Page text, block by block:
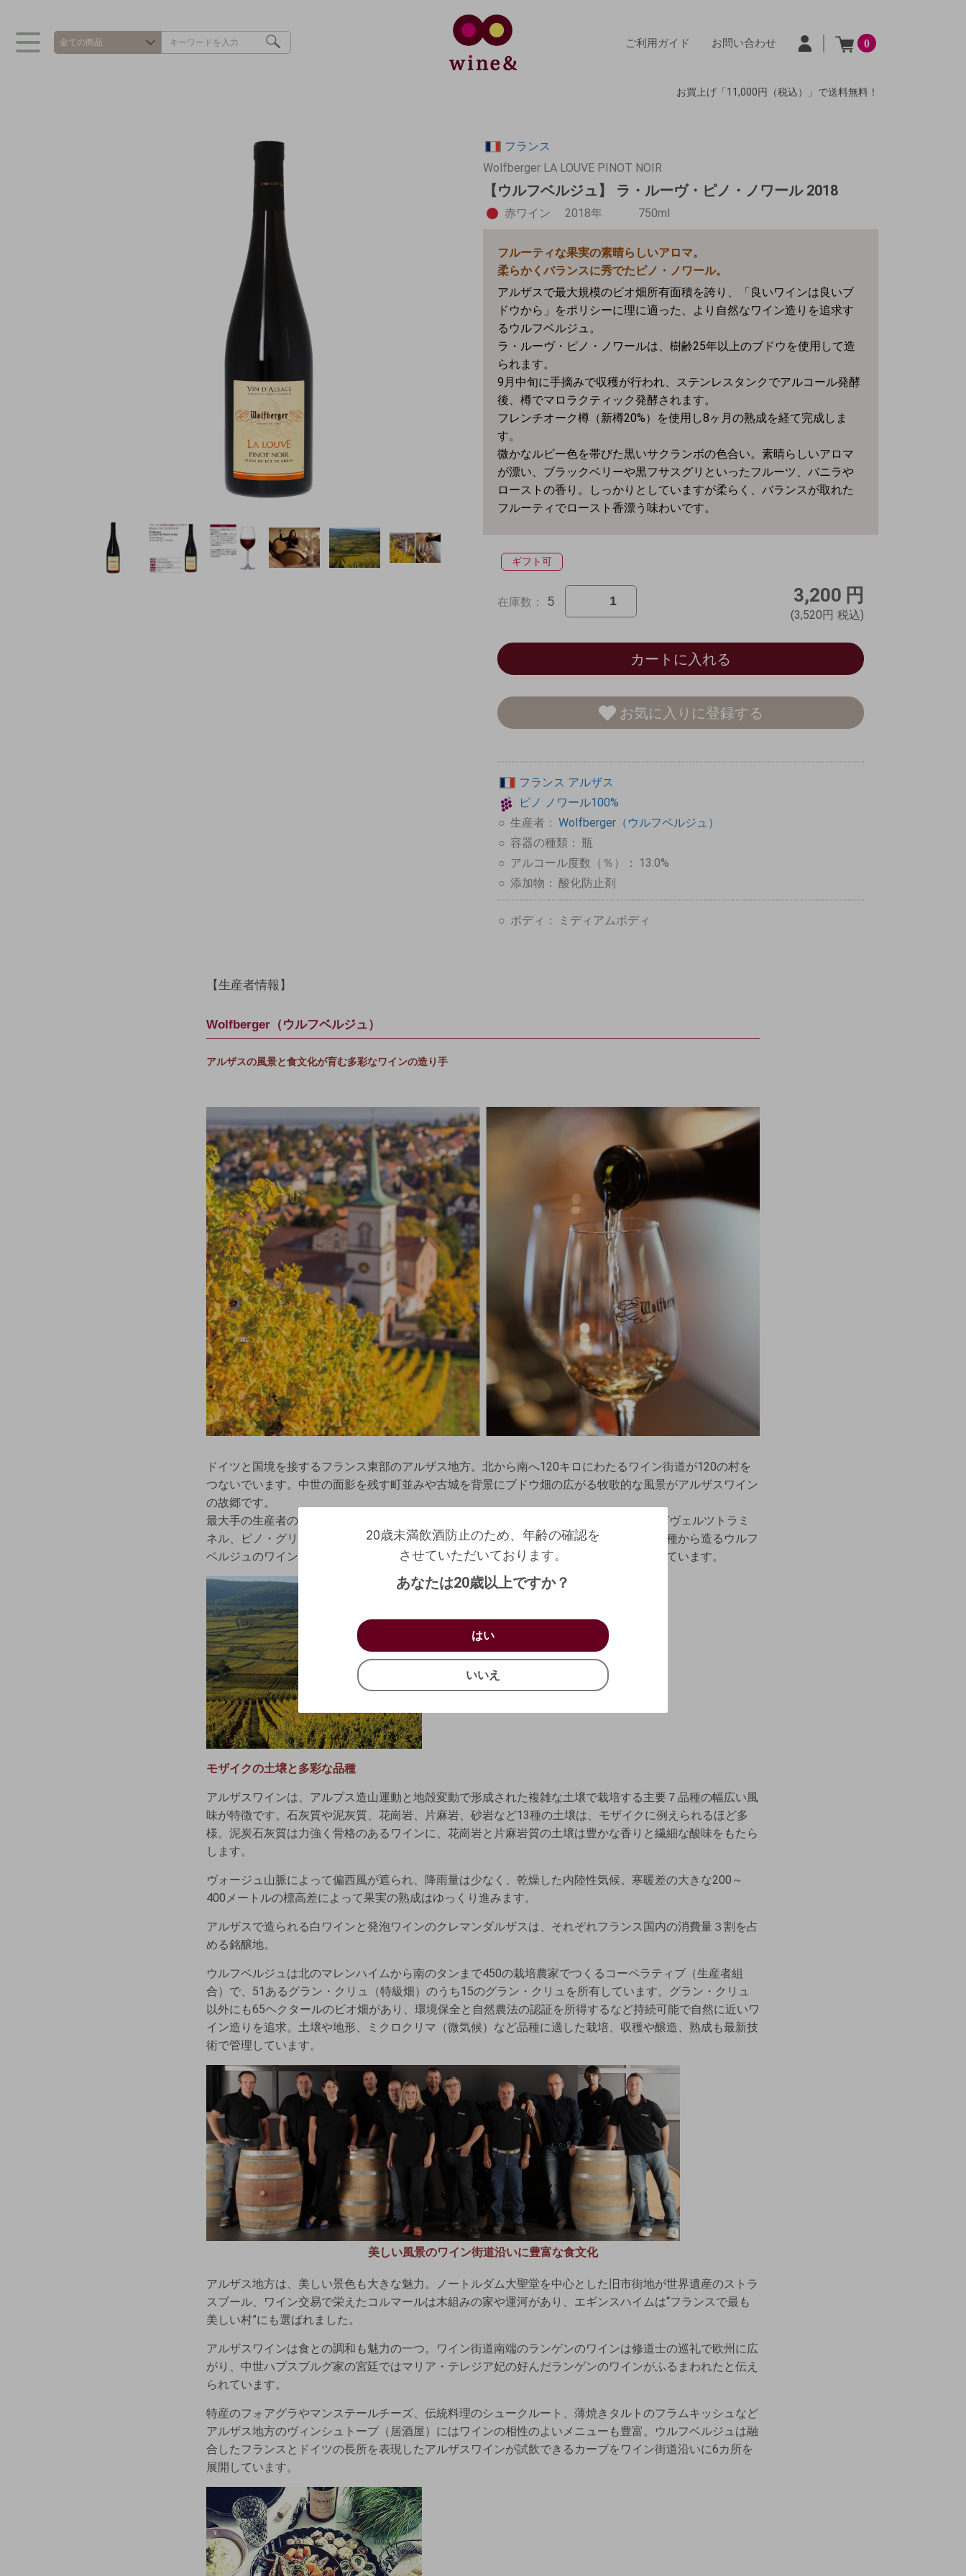
ご利用ガイド お問い合わせ 0
お買上げ「11,000円（税込）」で送料無料！
フランス
Wolfberger LA LOUVE PINOT NOIR
【ウルフベルジュ】 ラ・ルーヴ・ピノ・ノワール 2018
赤ワイン 2018年 750ml
フルーティな果実の素晴らしいアロマ。
柔らかくバランスに秀でたピノ・ノワール。
アルザスで最大規模のビオ畑所有面積を誇り、「良いワインは良いブ
ドウから」をポリシーに理に適った、より自然なワイン造りを追求す
るウルフベルジュ。
ラ・ルーヴ・ピノ・ノワールは、樹齢25年以上のブドウを使用して造
られます。
9月中旬に手摘みで収穫が行われ、ステンレスタンクでアルコール発酵
後、樽でマロラクティック発酵されます。
フレンチオーク樽（新樽20%）を使用し8ヶ月の熟成を経て完成しま
す。
微かなルビー色を帯びた黒いサクランボの色合い。素晴らしいアロマ
が漂い、ブラックベリーや黒フサスグリといったフルーツ、バニラや
ローストの香り。しっかりとしていますが柔らく、バランスが取れた
フルーティでロースト香漂う味わいです。
ギフト可
在庫数： 5 3,200 円
(3,520円 税込)
カートに入れる
お買い物を続ける カートへ進む
お気に入りに登録する
フランス アルザス
ピノ ノワール100%
生産者： Wolfberger（ウルフベルジュ）
容器の種類： 瓶
アルコール度数（％）： 13.0%
添加物： 酸化防止剤
ボディ： ミディアムボディ
【生産者情報】
Wolfberger（ウルフベルジュ）
アルザスの風景と食文化が育む多彩なワインの造り手
ドイツと国境を接するフランス東部のアルザス地方。北から南へ120キロにわたるワイン街道が120の村を
つないでいます。中世の面影を残す町並みや古城を背景にブドウ畑の広がる牧歌的な風景がアルザスワイン
の故郷です。
最大手の生産者の一つ、ウルフベルジュは約1200ヘクタールで栽培するリースリングやゲヴェルツトラミ
ネル、ピノ・グリなどのアルザスワインを生産。モザイクのように多様な土壌と多彩な品種から造るウルフ
ベルジュのワインは、「アルザスワイン街道」を旅するように風景と風土、歴史を表現しています。
モザイクの土壌と多彩な品種
アルザスワインは、アルプス造山運動と地殻変動で形成された複雑な土壌で栽培する主要７品種の幅広い風
味が特徴です。石灰質や泥灰質、花崗岩、片麻岩、砂岩など13種の土壌は、モザイクに例えられるほど多
様。泥炭石灰質は力強く骨格のあるワインに、花崗岩と片麻岩質の土壌は豊かな香りと繊細な酸味をもたら
します。
ヴォージュ山脈によって偏西風が遮られ、降雨量は少なく、乾燥した内陸性気候。寒暖差の大きな200～
400メートルの標高差によって果実の熟成はゆっくり進みます。
アルザスで造られる白ワインと発泡ワインのクレマンダルザスは、それぞれフランス国内の消費量３割を占
める銘醸地。
ウルフベルジュは北のマレンハイムから南のタンまで450の栽培農家でつくるコーペラティブ（生産者組
合）で、51あるグラン・クリュ（特級畑）のうち15のグラン・クリュを所有しています。グラン・クリュ
以外にも65ヘクタールのビオ畑があり、環境保全と自然農法の認証を所得するなど持続可能で自然に近いワ
イン造りを追求。土壌や地形、ミクロクリマ（微気候）など品種に適した栽培、収穫や醸造、熟成も最新技
術で管理しています。
美しい風景のワイン街道沿いに豊富な食文化
アルザス地方は、美しい景色も大きな魅力。ノートルダム大聖堂を中心とした旧市街地が世界遺産のストラ
スブール、ワイン交易で栄えたコルマールは木組みの家や運河があり、エギンスハイムは“フランスで最も
美しい村”にも選ばれました。
アルザスワインは食との調和も魅力の一つ。ワイン街道南端のランゲンのワインは修道士の巡礼で欧州に広
がり、中世ハプスブルグ家の宮廷ではマリア・テレジア妃の好んだランゲンのワインがふるまわれたと伝え
られています。
特産のフォアグラやマンステールチーズ、伝統料理のシュークルート、薄焼きタルトのフラムキッシュなど
アルザス地方のヴィンシュトープ（居酒屋）にはワインの相性のよいメニューも豊富。ウルフベルジュは融
合したフランスとドイツの長所を表現したアルザスワインが試飲できるカーブをワイン街道沿いに6カ所を
展開しています。
20歳未満飲酒防止のため、年齢の確認を
させていただいております。
あなたは20歳以上ですか？
はい
いいえ
20歳未満飲酒防止のため、年齢の確認を
させていただいております。
生年月日を入力してください。
確認する
キャンセル
ログアウトします。よろしいですか？
（自動ログインの設定も解除されます。）
はい
いいえ